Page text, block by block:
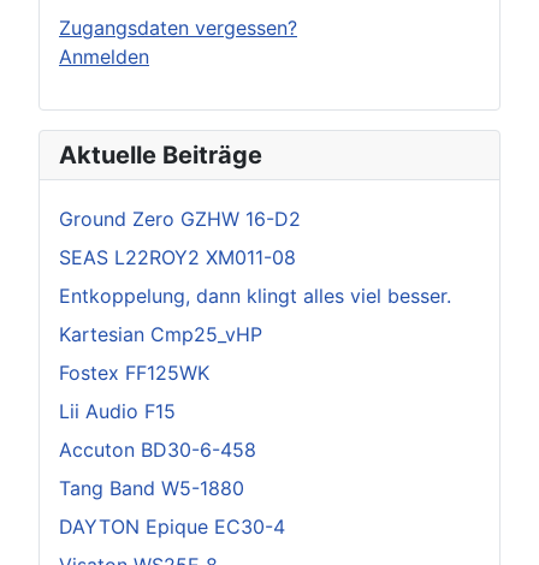
Zugangsdaten vergessen?
Anmelden
Aktuelle Beiträge
Ground Zero GZHW 16-D2
SEAS L22ROY2 XM011-08
Entkoppelung, dann klingt alles viel besser.
Kartesian Cmp25_vHP
Fostex FF125WK
Lii Audio F15
Accuton BD30-6-458
Tang Band W5-1880
DAYTON Epique EC30-4